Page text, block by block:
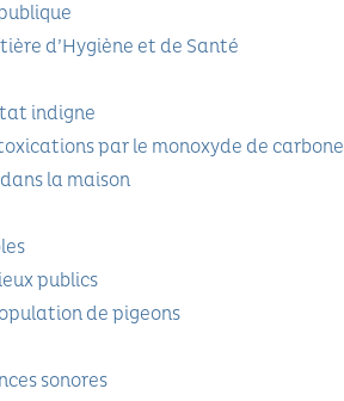
d’Hygiène et de Santé
indigne
par le monoxyde de carbone
la maison
publics
de pigeons
sonores